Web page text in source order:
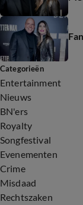
Categorieën
Entertainment
Nieuws
BN'ers
Royalty
Songfestival
Evenementen
Crime
Misdaad
Rechtszaken